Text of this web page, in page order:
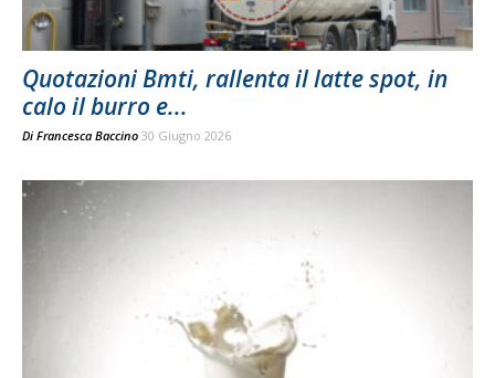
Quotazioni Bmti, rallenta il latte spot, in
calo il burro e...
Di Francesca Baccino 30 Giugno 2026